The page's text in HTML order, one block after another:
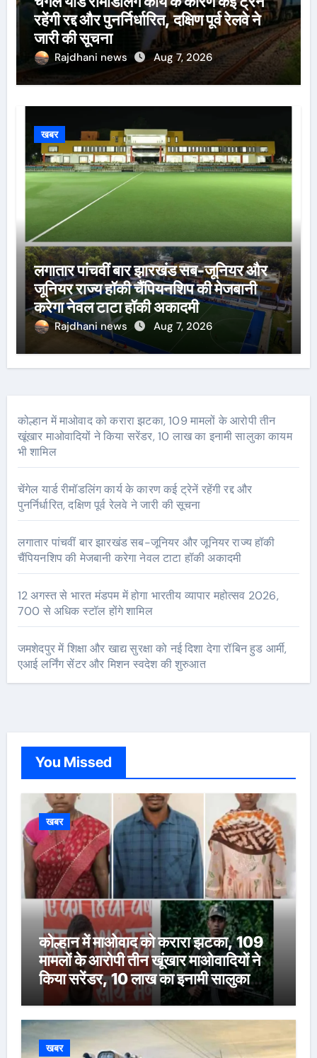
रहेंगी रद्द और पुनर्निर्धारित, दक्षिण पूर्व रेलवे ने
जारी की सूचना
Rajdhani news Aug 7, 2026
खबर
लगातार पांचवीं बार झारखंड सब-जूनियर और
जूनियर राज्य हॉकी चैंपियनशिप की मेजबानी
करेगा नेवल टाटा हॉकी अकादमी
Rajdhani news Aug 7, 2026
कोल्हान में माओवाद को करारा झटका, 109 मामलों के आरोपी तीन
खूंखार माओवादियों ने किया सरेंडर, 10 लाख का इनामी सालुका कायम
भी शामिल
चेंगेल यार्ड रीमॉडलिंग कार्य के कारण कई ट्रेनें रहेंगी रद्द और
पुनर्निर्धारित, दक्षिण पूर्व रेलवे ने जारी की सूचना
लगातार पांचवीं बार झारखंड सब-जूनियर और जूनियर राज्य हॉकी
चैंपियनशिप की मेजबानी करेगा नेवल टाटा हॉकी अकादमी
12 अगस्त से भारत मंडपम में होगा भारतीय व्यापार महोत्सव 2026,
700 से अधिक स्टॉल होंगे शामिल
जमशेदपुर में शिक्षा और खाद्य सुरक्षा को नई दिशा देगा रॉबिन हुड आर्मी,
एआई लर्निंग सेंटर और मिशन स्वदेश की शुरुआत
You Missed
खबर
कोल्हान में माओवाद को करारा झटका, 109
मामलों के आरोपी तीन खूंखार माओवादियों ने
किया सरेंडर, 10 लाख का इनामी सालुका
कायम भी शामिल
खबर